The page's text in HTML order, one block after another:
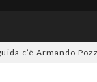
Armando Pozzi: